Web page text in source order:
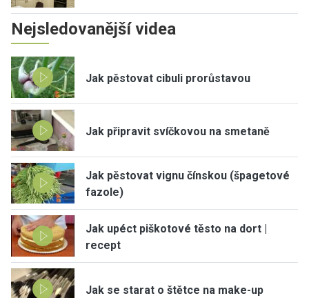
Nejsledovanější videa
Jak pěstovat cibuli prorůstavou
Jak připravit svíčkovou na smetaně
Jak pěstovat vignu čínskou (špagetové
fazole)
Jak upéct piškotové těsto na dort |
recept
Jak se starat o štětce na make-up